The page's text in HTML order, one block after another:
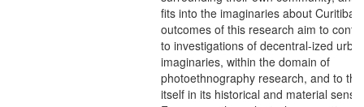
fits into the imaginaries about Curitiba.
outcomes of this research aim to
to investigations of decentral-ized
imaginaries, within the domain of
photoethnography research, and to
itself in its historical and material sense.